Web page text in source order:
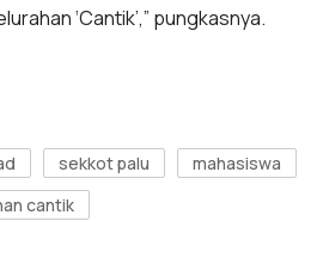
‘Cantik’,” pungkasnya.
sekkot palu
mahasiswa
cantik